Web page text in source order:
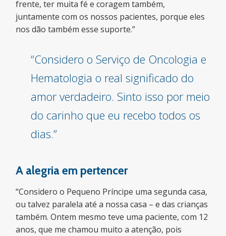
frente, ter muita fé e coragem também,
juntamente com os nossos pacientes, porque eles
nos dão também esse suporte.”
“Considero o Serviço de Oncologia e
Hematologia o real significado do
amor verdadeiro. Sinto isso por meio
do carinho que eu recebo todos os
dias.”
A alegria em pertencer
“Considero o Pequeno Príncipe uma segunda casa,
ou talvez paralela até a nossa casa – e das crianças
também. Ontem mesmo teve uma paciente, com 12
anos, que me chamou muito a atenção, pois